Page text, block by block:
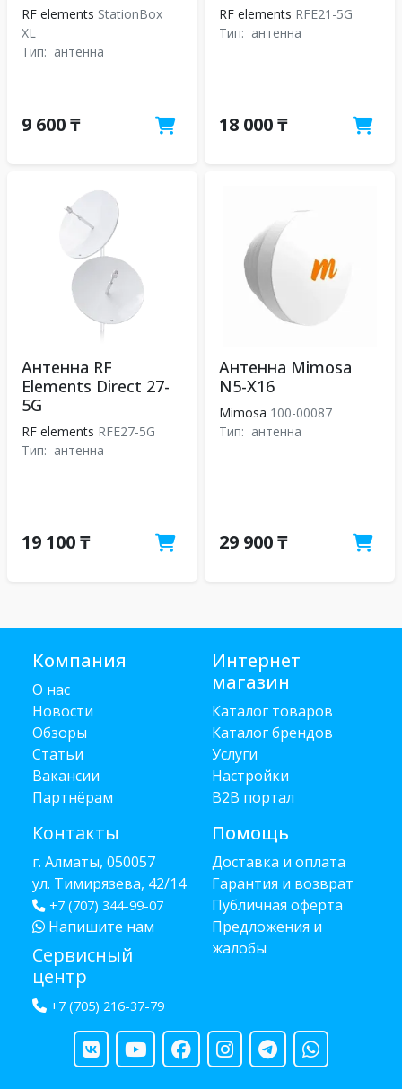
RF elements StationBox
XL
Тип: антенна
9 600 ₸
RF elements RFE21-5G
Тип: антенна
18 000 ₸
Антенна RF
Elements Direct 27-
5G
RF elements RFE27-5G
Тип: антенна
19 100 ₸
Антенна Mimosa
N5-X16
Mimosa 100-00087
Тип: антенна
29 900 ₸
Компания
О нас
Новости
Обзоры
Статьи
Вакансии
Партнёрам
Контакты
г. Алматы, 050057
ул. Тимирязева, 42/14
+7 (707) 344-99-07
Напишите нам
Сервисный
центр
+7 (705) 216-37-79
Интернет
магазин
Каталог товаров
Каталог брендов
Услуги
Настройки
B2B портал
Помощь
Доставка и оплата
Гарантия и возврат
Публичная оферта
Предложения и
жалобы